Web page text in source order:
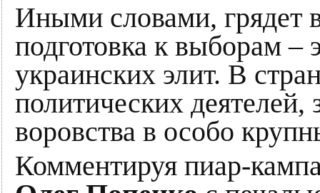
Иными словами, грядет
подготовка к выборам –
украинских элит. В
политических
воровства в особо
Комментируя пиар-